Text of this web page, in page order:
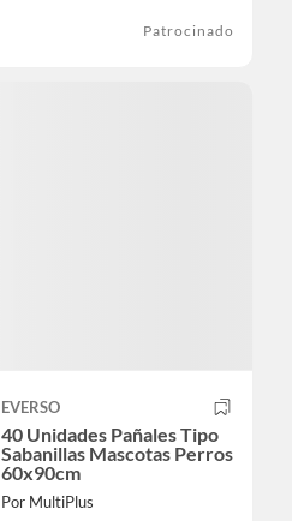
Patrocinado
EVERSO
40 Unidades Pañales Tipo
Sabanillas Mascotas Perros
60x90cm
Por MultiPlus